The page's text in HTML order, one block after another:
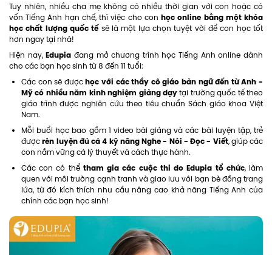
Tuy nhiên, nhiều cha mẹ không có nhiều thời gian với con hoặc có
vốn Tiếng Anh hạn chế, thì việc cho conhọc online bằng một khóa
học chất lượng quốc tếsẽ là một lựa chọn tuyệt vời để con học tốt
hơn ngay tại nhà!
Hiện nay,Edupia đang mở chương trình học Tiếng Anh online dành
cho các bạn học sinh từ 8 đến 11 tuổi:
Các con sẽ đượchọc với các thầy cô giáo bản ngữ đến từ Anh -
Mỹ có nhiều năm kinh nghiệm giảng dạytại trường quốc tế theo
giáo trình được nghiên cứu theo tiêu chuẩn Sách giáo khoa Việt
Nam.
Mỗi buổi học bao gồm 1 video bài giảng và các bài luyện tập, trẻ
đượcrèn luyện đủ cả 4 kỹ năng Nghe - Nói - Đọc - Viết, giúp các
con nắm vững cả lý thuyết và cách thực hành.
Các con có thể tham gia các cuộc thi do Edupia tổ chức, làm
quen với môi trường cạnh tranh và giao lưu với bạn bè đồng trang
lứa, từ đó kích thích nhu cầu nâng cao khả năng Tiếng Anh của
chính các bạn học sinh!